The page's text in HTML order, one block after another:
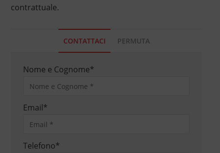
contrattuale.
CONTATTACI PERMUTA
Nome e Cognome*
Email*
Telefono*